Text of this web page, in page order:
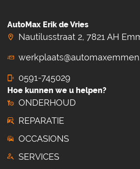
AutoMax Erik de Vries
Nautilusstraat 2, 7821 AH
0591-745029
Hoe kunnen we u helpen?
ONDERHOUD
REPARATIE
OCCASIONS
SERVICES